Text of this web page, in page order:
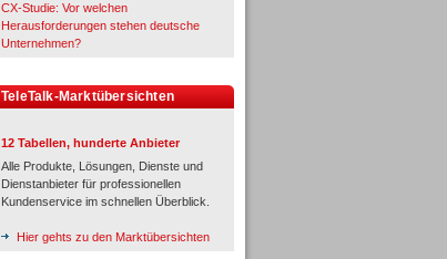
CX-Studie: Vor welchen
Herausforderungen stehen deutsche
Unternehmen?
TeleTalk-Marktübersichten
12 Tabellen, hunderte Anbieter
Alle Produkte, Lösungen, Dienste und
Dienstanbieter für professionellen
Kundenservice im schnellen Überblick.
Hier gehts zu den Marktübersichten